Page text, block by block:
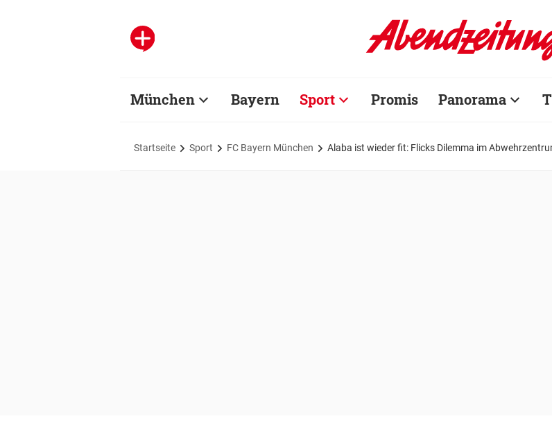
München Bayern Sport Promis Panorama
Startseite Sport FC Bayern München Alaba ist wieder fit: Flicks Dilemma im